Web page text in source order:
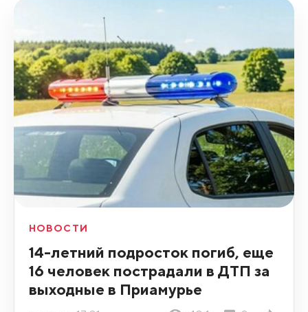
НОВОСТИ
14-летний подросток погиб, еще
16 человек пострадали в ДТП за
выходные в Приамурье